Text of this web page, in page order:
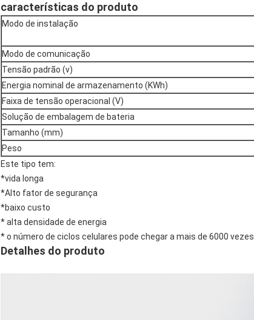
características do produto
Modo de instalação
Modo de comunicação
Tensão padrão (v)
Energia nominal de armazenamento (KWh)
Faixa de tensão operacional (V)
Solução de embalagem de bateria
Tamanho (mm)
Peso
Este tipo tem:
*vida longa
*Alto fator de segurança
*baixo custo
* alta densidade de energia
* o número de ciclos celulares pode chegar a mais de 6000 vezes
Detalhes do produto